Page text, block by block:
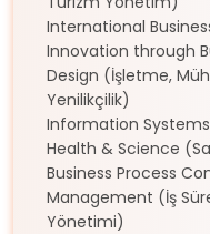
International
Innovation through
Design (İşletme,
Yenilikçilik)
Information
Health & Science
Business Process
Management (İş
Yönetimi)